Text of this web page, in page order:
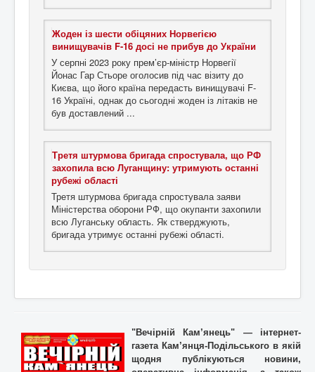
Жоден із шести обіцяних Норвегією
винищувачів F-16 досі не прибув до України
У серпні 2023 року прем’єр-міністр Норвегії
Йонас Гар Стьоре оголосив під час візиту до
Києва, що його країна передасть винищувачі F-
16 Україні, однак до сьогодні жоден із літаків не
був доставлений ...
Третя штурмова бригада спростувала, що РФ
захопила всю Луганщину: утримують останні
рубежі області
Третя штурмова бригада спростувала заяви
Міністерства оборони РФ, що окупанти захопили
всю Луганську область. Як стверджують,
бригада утримує останні рубежі області.
"Вечірній Кам’янець" — інтернет-
газета Кам’янця-Подільського в якій
щодня публікуються новини,